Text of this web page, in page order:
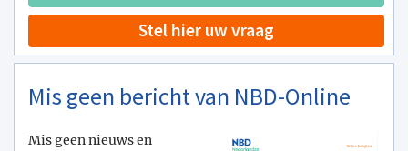
Stel hier uw vraag
Mis geen bericht van NBD-Online
Mis geen nieuws en